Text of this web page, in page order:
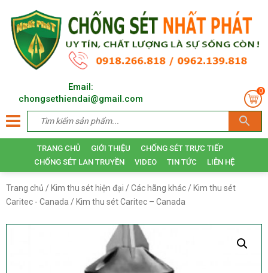
Email:
chongsethiendai@gmail.com
0
TRANG CHỦ GIỚI THIỆU
CHỐNG SÉT TRỰC TIẾP
CHỐNG SÉT LAN TRUYỀN
VIDEO TIN TỨC LIÊN HỆ
Trang chủ / Kim thu sét hiện đại /Các hãng khác / Kim thu sét
Caritec - Canada / Kim thu sét Caritec – Canada